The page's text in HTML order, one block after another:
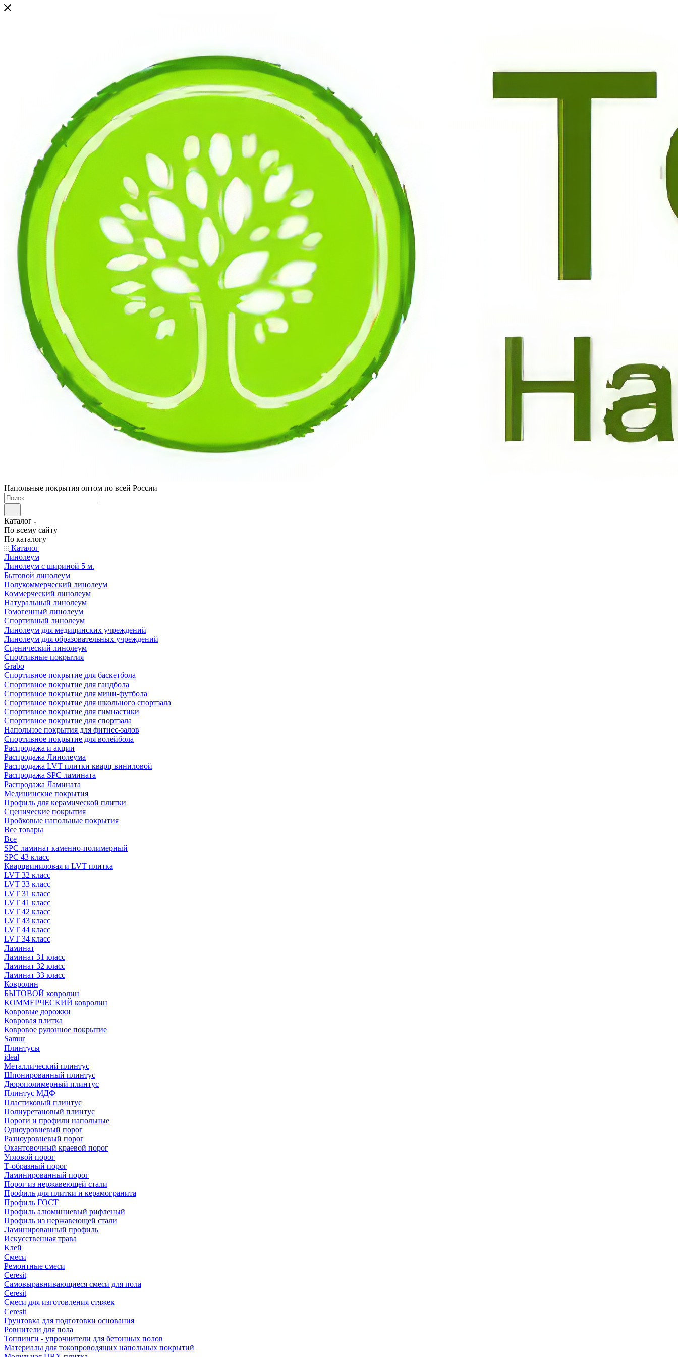
Напольные покрытия оптом по всей России
Каталог
По всему сайту
По каталогу
Каталог
Линолеум
Линолеум с шириной 5 м.
Бытовой линолеум
Полукоммерческий линолеум
Коммерческий линолеум
Натуральный линолеум
Гомогенный линолеум
Спортивный линолеум
Линолеум для медицинских учреждений
Линолеум для образовательных учреждений
Сценический линолеум
Спортивные покрытия
Grabo
Спортивное покрытие для баскетбола
Спортивное покрытие для гандбола
Спортивное покрытие для мини-футбола
Спортивное покрытие для школьного спортзала
Спортивное покрытие для гимнастики
Спортивное покрытие для спортзала
Напольное покрытия для фитнес-залов
Спортивное покрытие для волейбола
Распродажа и акции
Распродажа Линолеума
Распродажа LVT плитки кварц виниловой
Распродажа SPC ламината
Распродажа Ламината
Медицинские покрытия
Профиль для керамической плитки
Сценические покрытия
Пробковые напольные покрытия
Все товары
Все
SPC ламинат каменно-полимерный
SPC 43 класс
Кварцвиниловая и LVT плитка
LVT 32 класс
LVT 33 класс
LVT 31 класс
LVT 41 класс
LVT 42 класс
LVT 43 класс
LVT 44 класс
LVT 34 класс
Ламинат
Ламинат 31 класс
Ламинат 32 класс
Ламинат 33 класс
Ковролин
БЫТОВОЙ ковролин
КОММЕРЧЕСКИЙ ковролин
Ковровые дорожки
Ковровая плитка
Ковровое рулонное покрытие
Samur
Плинтусы
ideal
Металлический плинтус
Шпонированный плинтус
Дюрополимерный плинтус
Плинтус МДФ
Пластиковый плинтус
Полиуретановый плинтус
Пороги и профили напольные
Одноуровневый порог
Разноуровневый порог
Окантовочный краевой порог
Угловой порог
Т-образный порог
Ламинированный порог
Порог из нержавеющей стали
Профиль для плитки и керамогранита
Профиль ГОСТ
Профиль алюминиевый рифленый
Профиль из нержавеющей стали
Ламинированный профиль
Искусственная трава
Клей
Смеси
Ремонтные смеси
Ceresit
Самовыравнивающиеся смеси для пола
Ceresit
Смеси для изготовления стяжек
Ceresit
Грунтовка для подготовки основания
Ровнители для пола
Топпинги - упрочнители для бетонных полов
Материалы для токопроводящих напольных покрытий